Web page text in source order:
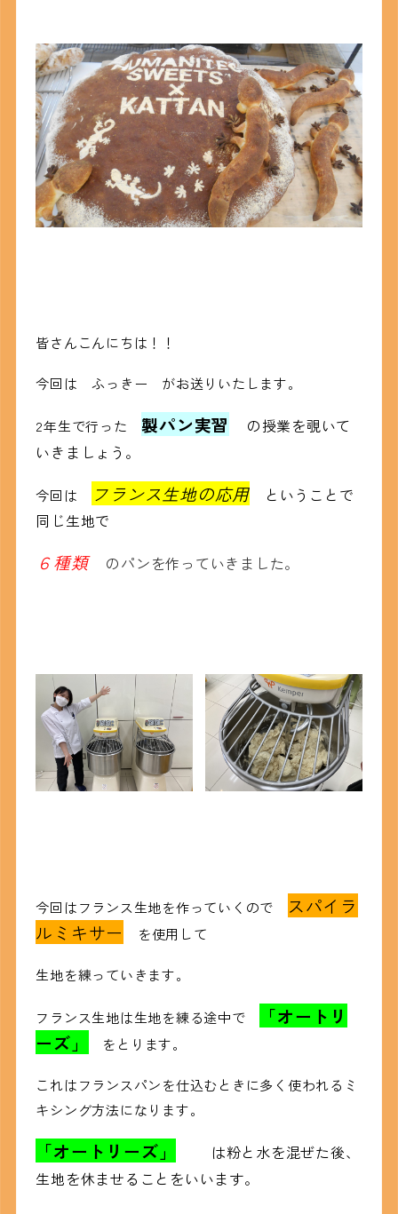
皆さんこんにちは！！
今回は ふっきー がお送りいたします。
2年生で行った製パン実習
の授業を覗いて
いきましょう 。
今回は フランス生地の応用 ということで
同じ生地で
６種類 のパンを作っていきました。
今回はフランス生地を作っていくので
スパイラ
ルミキサー
を使用して
生地を練っていきます。
フランス生地は生地を練る途中で
「オートリ
ーズ」
をとります。
これはフランスパンを仕込むときに多く使われるミ
キシング方法になります。
「オートリーズ」
は粉と水を混ぜた後、
生地を休ませることをいいます。